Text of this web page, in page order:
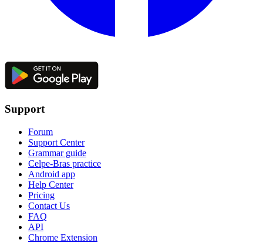
Support
Forum
Support Center
Grammar guide
Celpe-Bras practice
Android app
Help Center
Pricing
Contact Us
FAQ
API
Chrome Extension